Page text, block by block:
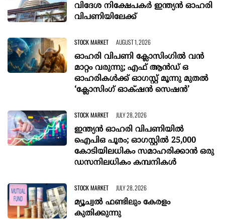
വിദേശ നിക്ഷേപകര്‍ ഇന്ത്യൻ ഓഹരി
വിപണിയിലേക്ക്
STOCK MARKET AUGUST 1, 2026
ഓഹരി വിപണി ക്ലോസിംഗിൽ വൻ
മാറ്റം വരുന്നു; എഫ് ആൻഡ് ഒ
ഓഹരികൾക്ക് ഓഗസ്റ്റ് മൂന്നു മുതൽ
‘ക്ലോസിംഗ് ഓക്‌ഷൻ സെഷൻ’
STOCK MARKET JULY 28, 2026
ഇന്ത്യൻ ഓഹരി വിപണിയിൽ
ഐപിഒ പൂരം; ഓഗസ്റ്റിൽ 25,000
കോടിയിലധികം സമാഹരിക്കാൻ ഒരു
ഡസനിലധികം കമ്പനികൾ
STOCK MARKET JULY 28, 2026
മ്യൂച്വൽ ഫണ്ടിലും കേരളം
കുതിക്കുന്നു